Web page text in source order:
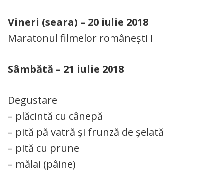
Vineri (seara) – 20 iulie 2018
Maratonul filmelor românești I
Sâmbătă – 21 iulie 2018
Degustare
– plăcintă cu cânepă
– pită pă vatră și frunză de șelată
– pită cu prune
– mălai (pâine)